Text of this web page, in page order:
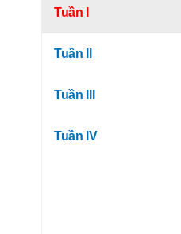
Tuần I
Tuần II
Tuần III
Tuần IV